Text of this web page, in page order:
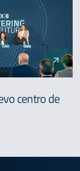
centro de